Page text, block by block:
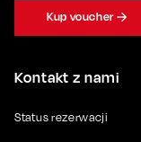
Kontakt z nami
Status rezerwacji
Kup voucher